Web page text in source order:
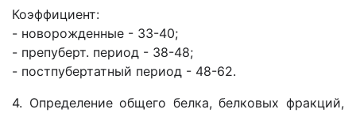
Коэффициент:
- новорожденные - 33-40;
- препуберт. период - 38-48;
- постпубертатный период - 48-62.
4. Определение общего белка, белковых фракций,